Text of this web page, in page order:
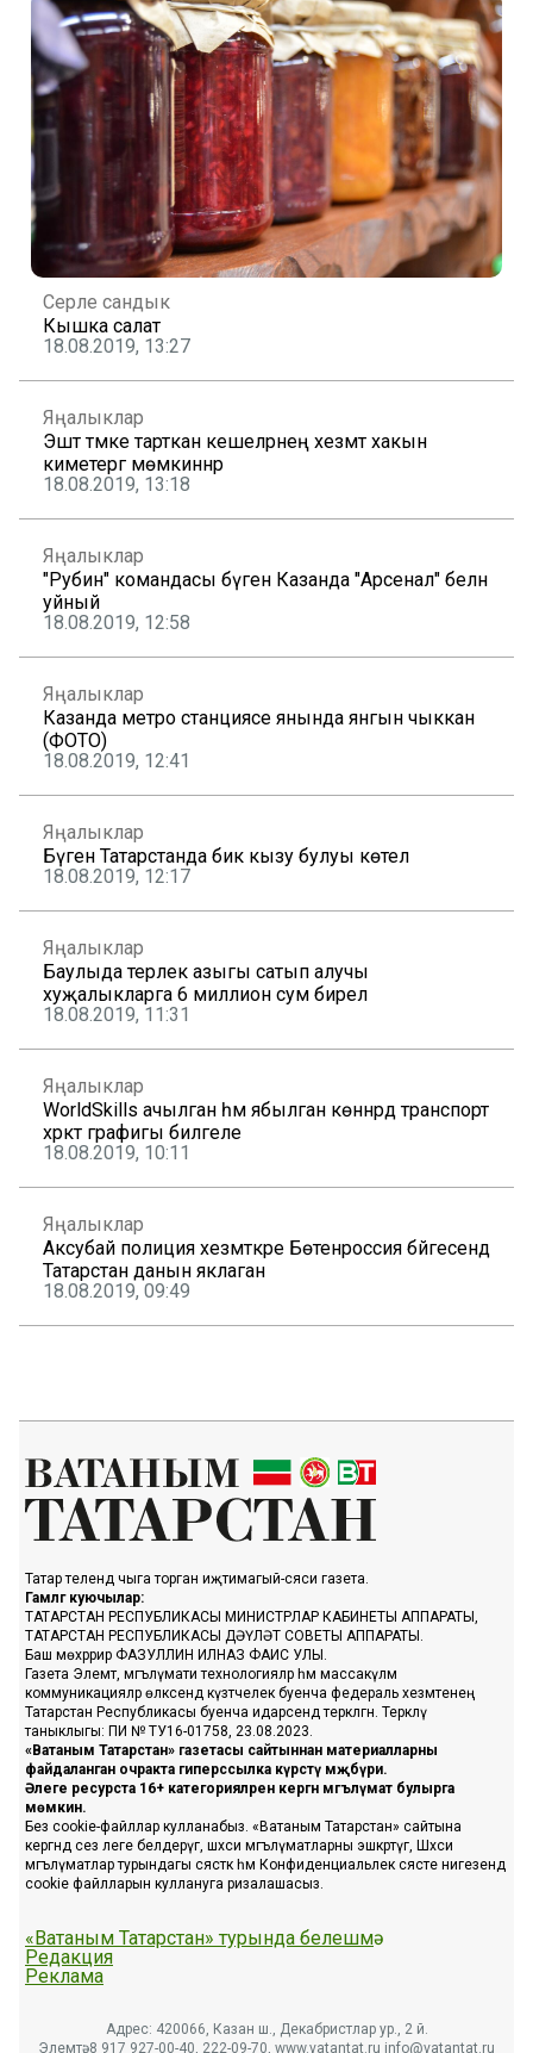
Серле сандык
Кышка салат
18.08.2019, 13:27
Яңалыклар
Эштә тәмәке тарткан кешеләрнең хезмәт хакын
киметергә мөмкиннәр
18.08.2019, 13:18
Яңалыклар
"Рубин" командасы бүген Казанда "Арсенал" белән
уйный
18.08.2019, 12:58
Яңалыклар
Казанда метро станциясе янында янгын чыккан
(ФОТО)
18.08.2019, 12:41
Яңалыклар
Бүген Татарстанда бик кызу булуы көтелә
18.08.2019, 12:17
Яңалыклар
Баулыда терлек азыгы сатып алучы
хуҗалыкларга 6 миллион сум бирелә
18.08.2019, 11:31
Яңалыклар
WorldSkills ачылган һәм ябылган көннәрдә транспорт
хәрәкәт графигы билгеле
18.08.2019, 10:11
Яңалыклар
Аксубай полиция хезмәткәре Бөтенроссия бәйгесендә
Татарстан данын яклаган
18.08.2019, 09:49
Татар телендә чыга торган иҗтимагый-сәяси газета.
Гамәлгә куючылар:
ТАТАРСТАН РЕСПУБЛИКАСЫ МИНИСТРЛАР КАБИНЕТЫ АППАРАТЫ,
ТАТАРСТАН РЕСПУБЛИКАСЫ ДӘҮЛӘТ СОВЕТЫ АППАРАТЫ.
Баш мөхәррир ФАЗУЛЛИН ИЛНАЗ ФАИС УЛЫ.
Газета Элемтә, мәгълүмати технологияләр һәм массакүләм
коммуникацияләр өлкәсендә күзәтчелек буенча федераль хезмәтенең
Татарстан Республикасы буенча идарәсендә теркәлгән. Теркәлү
таныклыгы: ПИ № ТУ16-01758, 23.08.2023.
«Ватаным Татарстан» газетасы сайтыннан материалларны
файдаланган очракта гиперссылка күрсәтү мәҗбүри.
Әлеге ресурста 16+ категорияләренә кергән мәгълүмат булырга
мөмкин.
Без cookie-файллар кулланабыз. «Ватаным Татарстан» сайтына
кергәндә сез әлеге белдерүгә, шәхси мәгълүматларны эшкәртүгә, Шәхси
мәгълүматлар турындагы сәясәткә һәм Конфиденциальлек сәясәте нигезендә
cookie файлларын куллануга ризалашасыз.
«Ватаным Татарстан» турында белешмә
Редакция
Реклама
Адрес: 420066, Казан ш., Декабристлар ур., 2 й.
Элемтә: 8 917 927-00-40, 222-09-70, www.vatantat.ru info@vatantat.ru